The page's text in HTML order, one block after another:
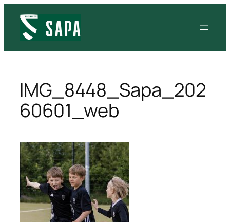
IMG_8448_Sapa_202
60601_web